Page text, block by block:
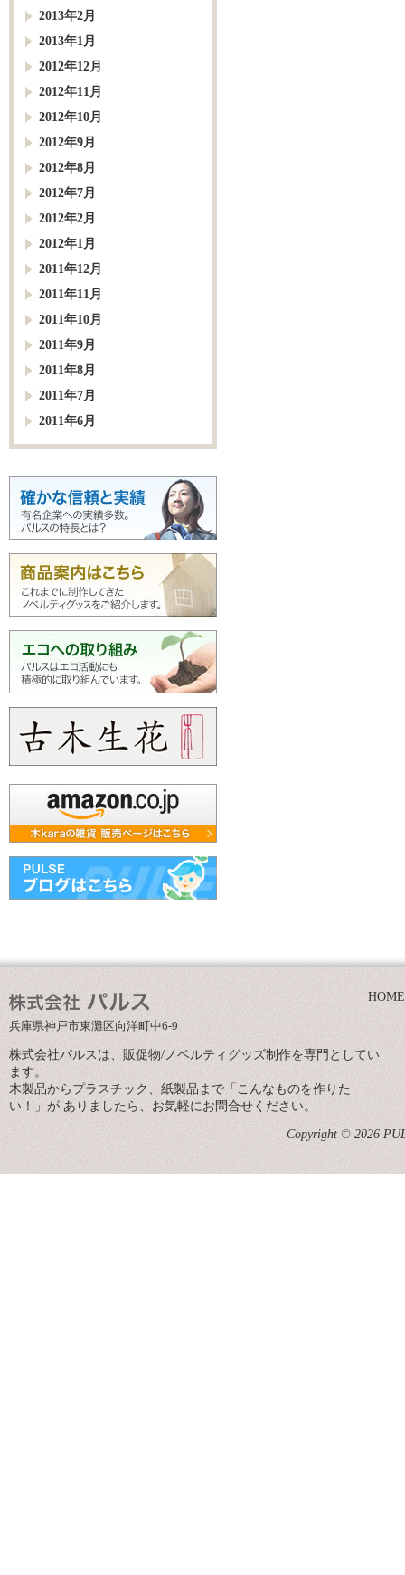
2013年2月
2013年1月
2012年12月
2012年11月
2012年10月
2012年9月
2012年8月
2012年7月
2012年2月
2012年1月
2011年12月
2011年11月
2011年10月
2011年9月
2011年8月
2011年7月
2011年6月
兵庫県神戸市東灘区向洋町中6-9
HOME
株式会社パルスは、販促物/ノベルティグッズ制作を専門としてい
ます。
木製品からプラスチック、紙製品まで「こんなものを作りた
い！」が ありましたら、お気軽にお問合せください。
Copyright © 2026